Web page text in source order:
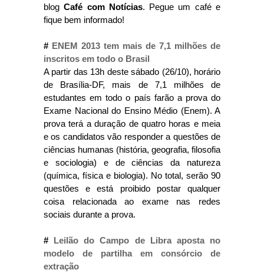
blogCafé com Notícias. Pegue um café e
fique bem informado!
# ENEM 2013 tem mais de 7,1 milhões de
inscritos em todo o Brasil
A partir das 13h deste sábado (26/10), horário
de Brasília-DF, mais de 7,1 milhões de
estudantes em todo o país farão a prova do
Exame Nacional do Ensino Médio (Enem). A
prova terá a duração de quatro horas e meia
e os candidatos vão responder a questões de
ciências humanas (história, geografia, filosofia
e sociologia) e de ciências da natureza
(química, física e biologia). No total, serão 90
questões e está proibido postar qualquer
coisa relacionada ao exame nas redes
sociais durante a prova.
# Leilão do Campo de Libra aposta no
modelo de partilha em consórcio de
extração